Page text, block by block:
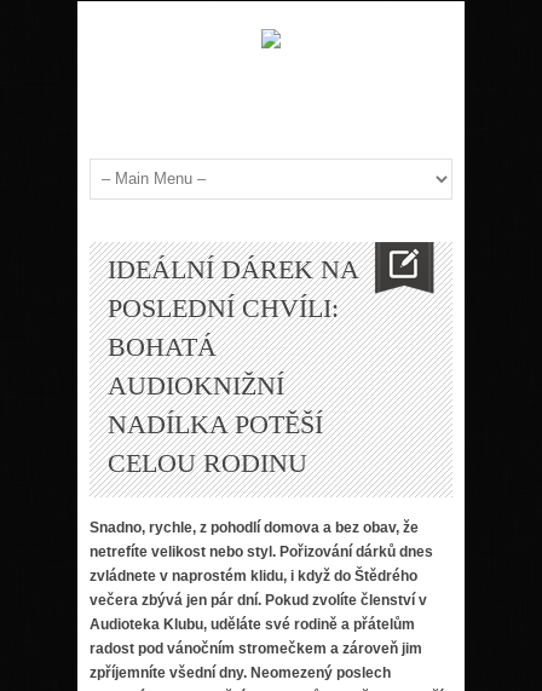
IDEÁLNÍ DÁREK NA
POSLEDNÍ CHVÍLI:
BOHATÁ
AUDIOKNIŽNÍ
NADÍLKA POTĚŠÍ
CELOU RODINU
Snadno, rychle, z pohodlí domova a bez obav, že
netrefíte velikost nebo styl. Pořizování dárků dnes
zvládnete v naprostém klidu, i když do Štědrého
večera zbývá jen pár dní. Pokud zvolíte členství v
Audioteka Klubu, uděláte své rodině a přátelům
radost pod vánočním stromečkem a zároveň jim
zpříjemníte všední dny. Neomezený poslech